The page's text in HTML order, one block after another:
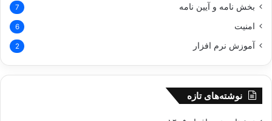
بخش نامه و آیین نامه 7
امنیت 6
آموزش نرم افزار 2
نوشته‌های تازه